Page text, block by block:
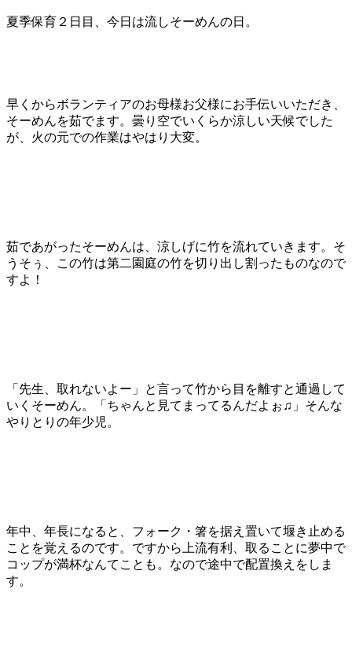
夏季保育２日目、今日は流しそーめんの日。
早くからボランティアのお母様お父様にお手伝いいただき、
そーめんを茹でます。曇り空でいくらか涼しい天候でした
が、火の元での作業はやはり大変。
茹であがったそーめんは、涼しげに竹を流れていきます。そ
うそぅ、この竹は第二園庭の竹を切り出し割ったものなので
すよ！
「先生、取れないよー」と言って竹から目を離すと通過して
いくそーめん。「ちゃんと見てまってるんだよぉ♫」そんな
やりとりの年少児。
年中、年長になると、フォーク・箸を据え置いて堰き止める
ことを覚えるのです。ですから上流有利、取ることに夢中で
コップが満杯なんてことも。なので途中で配置換えをしま
す。